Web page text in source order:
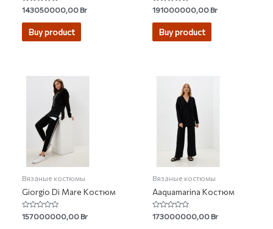
Rated
0
out
143050000,00Br
Buy product
Rated
0
out
191000000,00Br
Buy product
Вязаные костюмы
Giorgio Di Mare Костюм
Rated
0
157000000,00Br
Вязаные костюмы
Aaquamarina Костюм
Rated
0
173000000,00Br